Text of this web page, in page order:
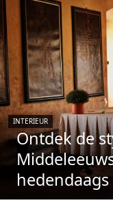
INTERIEUR
Ontdek de